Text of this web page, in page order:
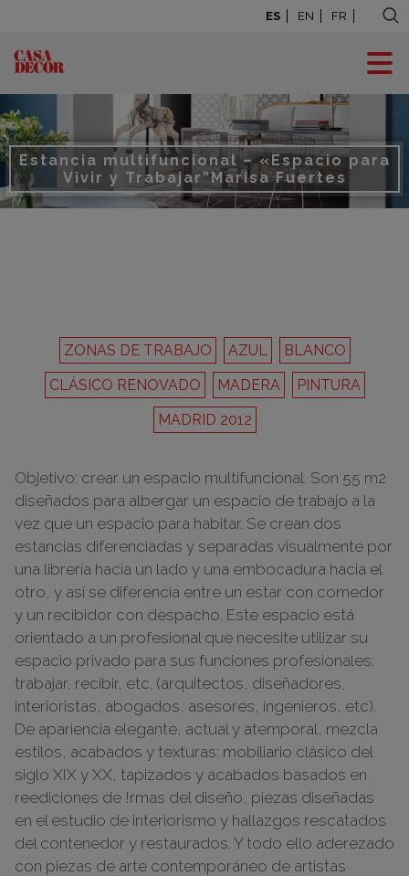
ES EN FR
Estancia multifuncional – «Espacio para
Vivir y Trabajar”Marisa Fuertes
ZONAS DE TRABAJO AZUL
BLANCO
CLÁSICO RENOVADO
MADERA
PINTURA
MADRID 2012
Objetivo: crear un espacio multifuncional. Son 55 m2
diseñados para albergar un espacio de trabajo a la
vez que un espacio para habitar. Se crean dos
estancias diferenciadas y separadas visualmente por
una librería hacia un lado y una embocadura hacia el
otro, y así se diferencia entre un estar con comedor
y un recibidor con despacho. Este espacio está
orientado a un profesional que necesite utilizar su
espacio privado para sus funciones profesionales:
trabajar, recibir, etc. (arquitectos, diseñadores,
interioristas, abogados, asesores, ingenieros, etc).
De apariencia elegante, actual y atemporal, mezcla
estilos, acabados y texturas: mobiliario clásico del
siglo XIX y XX, tapizados y acabados basados en
reediciones de !rmas del diseño, piezas diseñadas
en el estudio de interiorismo y hallazgos rescatados
del contenedor y restaurados. Y todo ello aderezado
con piezas de arte contemporáneo de artistas